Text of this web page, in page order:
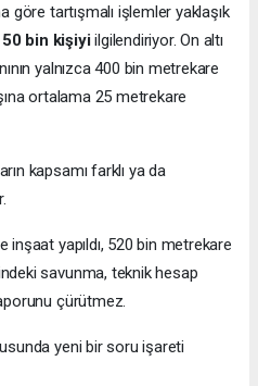
göre tartışmalı işlemler yaklaşık
50 bin kişiyiilgilendiriyor. On altı
yalnızca 400 bin metrekare
ortalama 25 metrekare
kapsamı farklı ya da
inşaat yapıldı, 520 bin metrekare
savunma, teknik hesap
çürütmez.
yeni bir soru işareti